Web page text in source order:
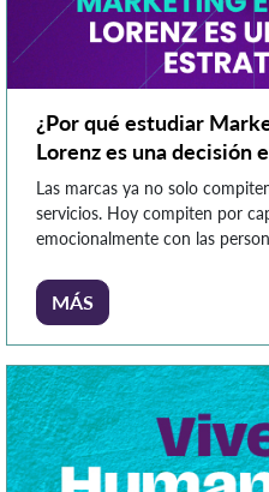
¿Por qué estudiar
Lorenz es una decisión
Las marcas ya no solo
servicios. Hoy compiten por
emocionalmente con las
cambiantes. En este contexto,
en una disciplina estratégica
MÁS